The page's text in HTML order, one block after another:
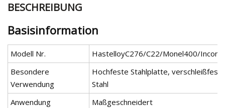
BESCHREIBUNG
Basisinformation
Modell Nr.
HastelloyC276/C22/Monel400/
Besondere
Verwendung
Hochfeste Stahlplatte,
Stahl
Anwendung
Maßgeschneidert